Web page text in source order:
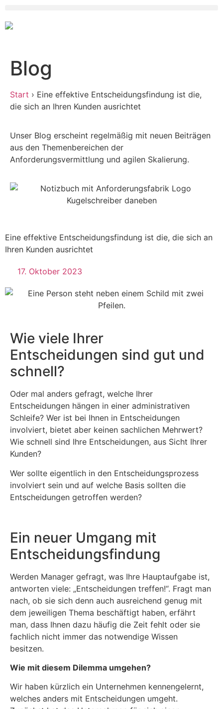
Blog
Start › Eine effektive Entscheidungsfindung ist die,
die sich an Ihren Kunden ausrichtet
Unser Blog erscheint regelmäßig mit neuen Beiträgen
aus den Themenbereichen der
Anforderungsvermittlung und agilen Skalierung.
Eine effektive Entscheidungsfindung ist die, die sich an
Ihren Kunden ausrichtet
17. Oktober 2023
Wie viele Ihrer
Entscheidungen sind gut und
schnell?
Oder mal anders gefragt, welche Ihrer
Entscheidungen hängen in einer administrativen
Schleife? Wer ist bei Ihnen in Entscheidungen
involviert, bietet aber keinen sachlichen Mehrwert?
Wie schnell sind Ihre Entscheidungen, aus Sicht Ihrer
Kunden?
Wer sollte eigentlich in den Entscheidungsprozess
involviert sein und auf welche Basis sollten die
Entscheidungen getroffen werden?
Ein neuer Umgang mit
Entscheidungsfindung
Werden Manager gefragt, was Ihre Hauptaufgabe ist,
antworten viele: „Entscheidungen treffen!“. Fragt man
nach, ob sie sich denn auch ausreichend genug mit
dem jeweiligen Thema beschäftigt haben, erfährt
man, dass Ihnen dazu häufig die Zeit fehlt oder sie
fachlich nicht immer das notwendige Wissen
besitzen.
Wie mit diesem Dilemma umgehen?
Wir haben kürzlich ein Unternehmen kennengelernt,
welches anders mit Entscheidungen umgeht.